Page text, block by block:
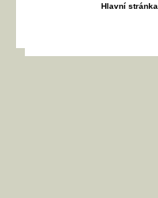
Hlavní stránka